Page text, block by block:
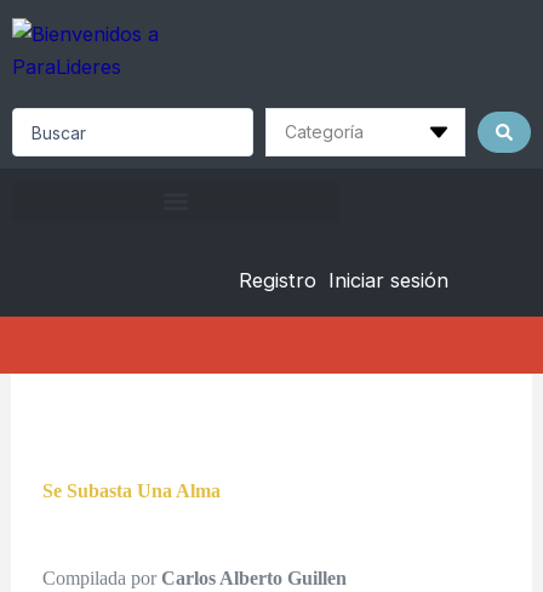
Skip
content
Registro Iniciar sesión
Se Subasta Una Alma
Compilada porCarlos Alberto Guillen